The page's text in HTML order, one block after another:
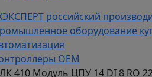
российский
оборудование
ОЕМ
410 Модуль ЦПУ 14 DI 8 RO